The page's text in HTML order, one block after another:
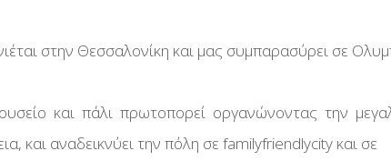
στην Θεσσαλονίκη και μας συμπαρασύρει σε
και πάλι πρωτοπορεί οργανώνοντας την
και αναδεικνύει την πόλη σε familyfriendlycity και σε